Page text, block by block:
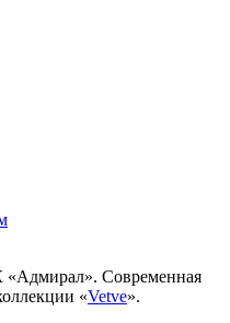
«Адмирал». Современная
«Vetve».